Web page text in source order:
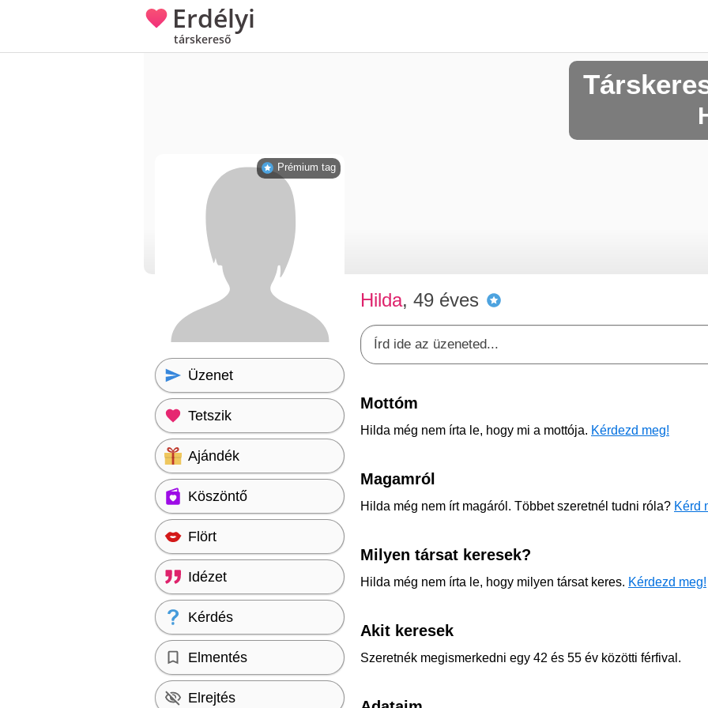
Erdélyi
társkereső
Hilda, 49 éves
Mottóm
Hilda még nem írta le, hogy mi a mottója. Kérdezd meg!
Magamról
Hilda még nem írt magáról. Többet szeretnél tudni róla? Kérd
Milyen társat keresek?
Hilda még nem írta le, hogy milyen társat keres. Kérdezd meg!
Akit keresek
Szeretnék megismerkedni egy 42 és 55 év közötti férfival.
Prémium tag
Üzenet
Tetszik
Ajándék
Köszöntő
Flört
Idézet
Kérdés
Elmentés
Elrejtés